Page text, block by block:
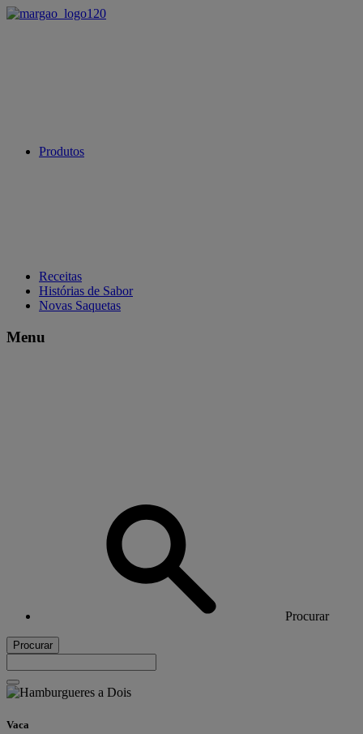
Produtos
Receitas
Histórias de Sabor
Novas Saquetas
Menu
Procurar
Procurar
Vaca